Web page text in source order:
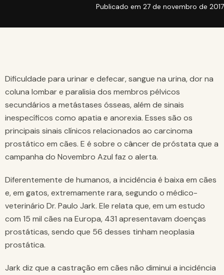
Publicado em 27 de novembro de 2017
Dificuldade para urinar e defecar, sangue na urina, dor na
coluna lombar e paralisia dos membros pélvicos
secundários a metástases ósseas, além de sinais
inespecíficos como apatia e anorexia. Esses são os
principais sinais clínicos relacionados ao carcinoma
prostático em cães. E é sobre o câncer de próstata que a
campanha do Novembro Azul faz o alerta.
Diferentemente de humanos, a incidência é baixa em cães
e, em gatos, extremamente rara, segundo o médico-
veterinário Dr. Paulo Jark. Ele relata que, em um estudo
com 15 mil cães na Europa, 431 apresentavam doenças
prostáticas, sendo que 56 desses tinham neoplasia
prostática.
Jark diz que a castração em cães não diminui a incidência